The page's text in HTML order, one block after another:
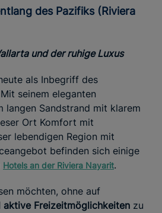
und der ruhige Luxus
als Inbegriff des
seinem eleganten
langen Sandstrand mit klarem
Ort Komfort mit
lebendigen Region mit
befinden sich einige
Hotels an der Riviera Nayarit.
möchten, ohne auf
aktive Freizeitmöglichkeiten zu